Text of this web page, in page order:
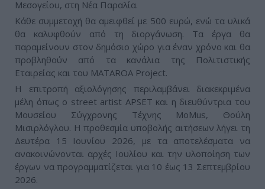
Μεσογείου, στη Νέα Παραλία.
Κάθε συμμετοχή θα αμειφθεί με 500 ευρώ, ενώ τα υλικά
θα καλυφθούν από τη διοργάνωση. Τα έργα θα
παραμείνουν στον δημόσιο χώρο για έναν χρόνο και θα
προβληθούν από τα κανάλια της Πολιτιστικής
Εταιρείας και του MATAROA Project.
Η επιτροπή αξιολόγησης περιλαμβάνει διακεκριμένα
μέλη όπως ο street artist APSET και η διευθύντρια του
Μουσείου Σύγχρονης Τέχνης MoMus, Θούλη
Μισιρλόγλου. Η προθεσμία υποβολής αιτήσεων λήγει τη
Δευτέρα 15 Ιουνίου 2026, με τα αποτελέσματα να
ανακοινώνονται αρχές Ιουλίου και την υλοποίηση των
έργων να προγραμματίζεται για 10 έως 13 Σεπτεμβρίου
2026.